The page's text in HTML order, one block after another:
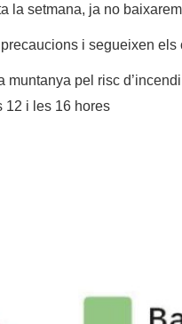
la setmana, ja no
i segueixen els
muntanya pel risc
12 i les 16 hores